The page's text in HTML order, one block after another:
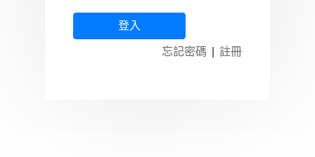
忘記密碼 註冊